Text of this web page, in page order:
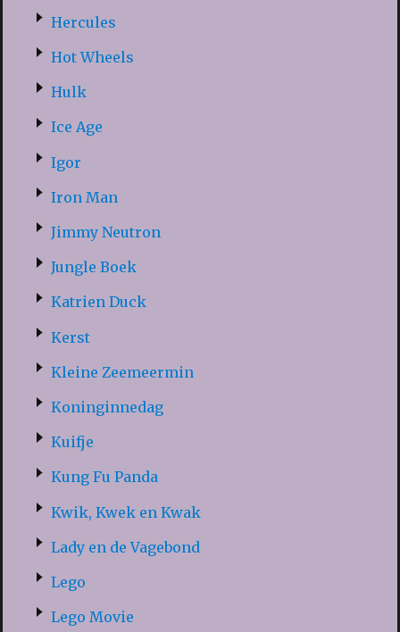
Hercules
Hot Wheels
Hulk
Ice Age
Igor
Iron Man
Jimmy Neutron
Jungle Boek
Katrien Duck
Kerst
Kleine Zeemeermin
Koninginnedag
Kuifje
Kung Fu Panda
Kwik, Kwek en Kwak
Lady en de Vagebond
Lego
Lego Movie